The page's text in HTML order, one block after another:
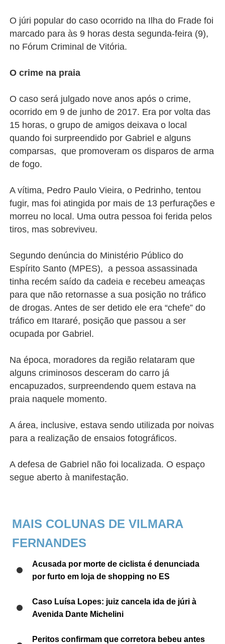
O júri popular do caso ocorrido na Ilha do Frade foi
marcado para às 9 horas desta segunda-feira (9),
no Fórum Criminal de Vitória.
O crime na praia
O caso será julgado nove anos após o crime,
ocorrido em 9 de junho de 2017. Era por volta das
15 horas, o grupo de amigos deixava o local
quando foi surpreendido por Gabriel e alguns
comparsas, que promoveram os disparos de arma
de fogo.
A vítima, Pedro Paulo Vieira, o Pedrinho, tentou
fugir, mas foi atingida por mais de 13 perfurações e
morreu no local. Uma outra pessoa foi ferida pelos
tiros, mas sobreviveu.
Segundo denúncia do Ministério Público do
Espírito Santo (MPES), a pessoa assassinada
tinha recém saído da cadeia e recebeu ameaças
para que não retornasse a sua posição no tráfico
de drogas. Antes de ser detido ele era “chefe” do
tráfico em Itararé, posição que passou a ser
ocupada por Gabriel.
Na época, moradores da região relataram que
alguns criminosos desceram do carro já
encapuzados, surpreendendo quem estava na
praia naquele momento.
A área, inclusive, estava sendo utilizada por noivas
para a realização de ensaios fotográficos.
A defesa de Gabriel não foi localizada. O espaço
segue aberto à manifestação.
MAIS COLUNAS DE VILMARA
FERNANDES
Acusada por morte de ciclista é denunciada
por furto em loja de shopping no ES
Caso Luísa Lopes: juiz cancela ida de júri à
Avenida Dante Michelini
Peritos confirmam que corretora bebeu antes